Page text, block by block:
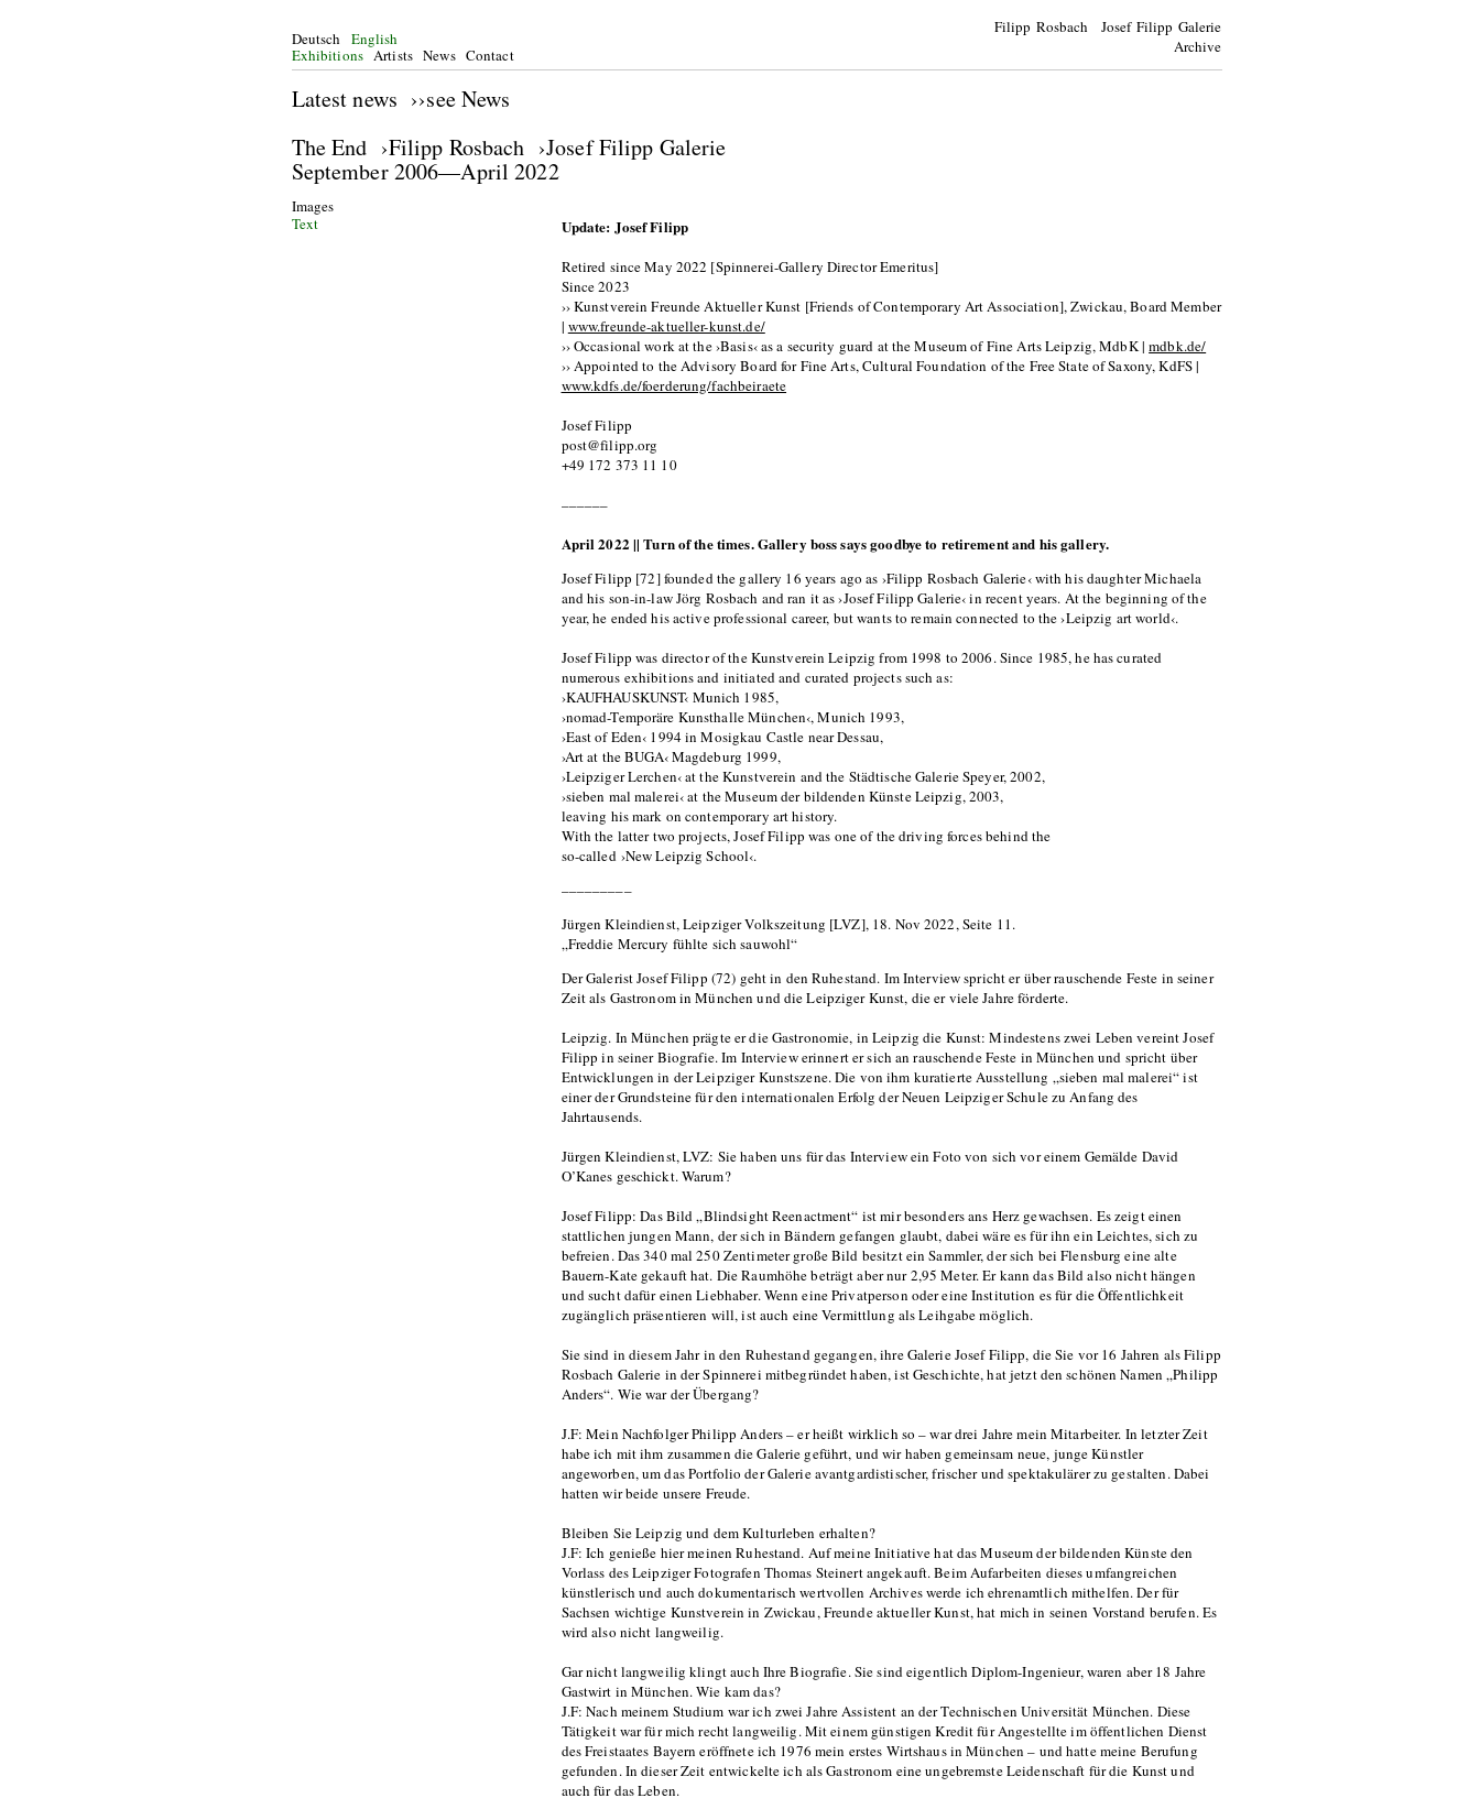
Filipp Rosbach Josef Filipp Galerie
Archive
Deutsch
English
Exhibitions Artists News Contact
Latest news ››see News
The End ›Filipp Rosbach ›Josef Filipp Galerie
September 2006—April 2022
Images
Text
Update: Josef Filipp
Retired since May 2022 [Spinnerei-Gallery Director Emeritus]
Since 2023
›› Kunstverein Freunde Aktueller Kunst [Friends of Contemporary Art Association], Zwickau, Board Member
| www.freunde-aktueller-kunst.de/
›› Occasional work at the ›Basis‹ as a security guard at the Museum of Fine Arts Leipzig, MdbK |mdbk.de/
›› Appointed to the Advisory Board for Fine Arts, Cultural Foundation of the Free State of Saxony, KdFS |
www.kdfs.de/foerderung/fachbeiraete
Josef Filipp
post@filipp.org
+49 172 373 11 10
––––––
April 2022 || Turn of the times. Gallery boss says goodbye to retirement and his gallery.
Josef Filipp [72] founded the gallery 16 years ago as ›Filipp Rosbach Galerie‹ with his daughter Michaela
and his son-in-law Jörg Rosbach and ran it as ›Josef Filipp Galerie‹ in recent years. At the beginning of the
year, he ended his active professional career, but wants to remain connected to the ›Leipzig art world‹.
Josef Filipp was director of the Kunstverein Leipzig from 1998 to 2006. Since 1985, he has curated
numerous exhibitions and initiated and curated projects such as:
›KAUFHAUSKUNST‹ Munich 1985,
›nomad-Temporäre Kunsthalle München‹, Munich 1993,
›East of Eden‹ 1994 in Mosigkau Castle near Dessau,
›Art at the BUGA‹ Magdeburg 1999,
›Leipziger Lerchen‹ at the Kunstverein and the Städtische Galerie Speyer, 2002,
›sieben mal malerei‹ at the Museum der bildenden Künste Leipzig, 2003,
leaving his mark on contemporary art history.
With the latter two projects, Josef Filipp was one of the driving forces behind the
so-called ›New Leipzig School‹.
–––––––––
Jürgen Kleindienst, Leipziger Volkszeitung [LVZ], 18. Nov 2022, Seite 11.
„Freddie Mercury fühlte sich sauwohl“
Der Galerist Josef Filipp (72) geht in den Ruhestand. Im Interview spricht er über rauschende Feste in seiner
Zeit als Gastronom in München und die Leipziger Kunst, die er viele Jahre förderte.
Leipzig. In München prägte er die Gastronomie, in Leipzig die Kunst: Mindestens zwei Leben vereint Josef
Filipp in seiner Biografie. Im Interview erinnert er sich an rauschende Feste in München und spricht über
Entwicklungen in der Leipziger Kunstszene. Die von ihm kuratierte Ausstellung „sieben mal malerei“ ist
einer der Grundsteine für den internationalen Erfolg der Neuen Leipziger Schule zu Anfang des
Jahrtausends.
Jürgen Kleindienst, LVZ: Sie haben uns für das Interview ein Foto von sich vor einem Gemälde David
O’Kanes geschickt. Warum?
Josef Filipp: Das Bild „Blindsight Reenactment“ ist mir besonders ans Herz gewachsen. Es zeigt einen
stattlichen jungen Mann, der sich in Bändern gefangen glaubt, dabei wäre es für ihn ein Leichtes, sich zu
befreien. Das 340 mal 250 Zentimeter große Bild besitzt ein Sammler, der sich bei Flensburg eine alte
Bauern-Kate gekauft hat. Die Raumhöhe beträgt aber nur 2,95 Meter. Er kann das Bild also nicht hängen
und sucht dafür einen Liebhaber. Wenn eine Privatperson oder eine Institution es für die Öffentlichkeit
zugänglich präsentieren will, ist auch eine Vermittlung als Leihgabe möglich.
Sie sind in diesem Jahr in den Ruhestand gegangen, ihre Galerie Josef Filipp, die Sie vor 16 Jahren als Filipp
Rosbach Galerie in der Spinnerei mitbegründet haben, ist Geschichte, hat jetzt den schönen Namen „Philipp
Anders“. Wie war der Übergang?
J.F: Mein Nachfolger Philipp Anders – er heißt wirklich so – war drei Jahre mein Mitarbeiter. In letzter Zeit
habe ich mit ihm zusammen die Galerie geführt, und wir haben gemeinsam neue, junge Künstler
angeworben, um das Portfolio der Galerie avantgardistischer, frischer und spektakulärer zu gestalten. Dabei
hatten wir beide unsere Freude.
Bleiben Sie Leipzig und dem Kulturleben erhalten?
J.F: Ich genieße hier meinen Ruhestand. Auf meine Initiative hat das Museum der bildenden Künste den
Vorlass des Leipziger Fotografen Thomas Steinert angekauft. Beim Aufarbeiten dieses umfangreichen
künstlerisch und auch dokumentarisch wertvollen Archives werde ich ehrenamtlich mithelfen. Der für
Sachsen wichtige Kunstverein in Zwickau, Freunde aktueller Kunst, hat mich in seinen Vorstand berufen. Es
wird also nicht langweilig.
Gar nicht langweilig klingt auch Ihre Biografie. Sie sind eigentlich Diplom-Ingenieur, waren aber 18 Jahre
Gastwirt in München. Wie kam das?
J.F: Nach meinem Studium war ich zwei Jahre Assistent an der Technischen Universität München. Diese
Tätigkeit war für mich recht langweilig. Mit einem günstigen Kredit für Angestellte im öffentlichen Dienst
des Freistaates Bayern eröffnete ich 1976 mein erstes Wirtshaus in München – und hatte meine Berufung
gefunden. In dieser Zeit entwickelte ich als Gastronom eine ungebremste Leidenschaft für die Kunst und
auch für das Leben.